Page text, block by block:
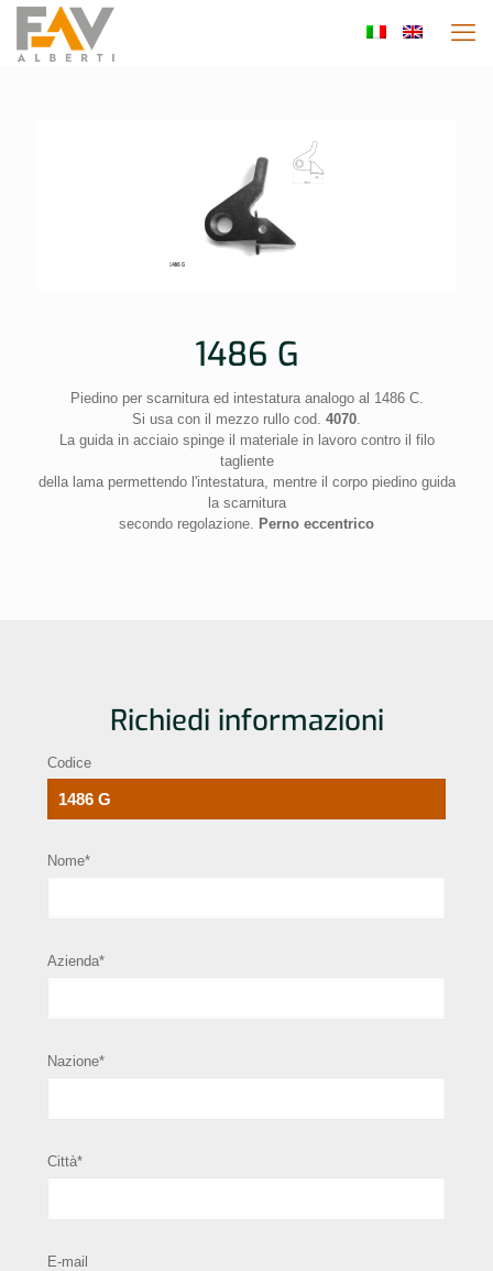
1486 G
Piedino per scarnitura ed intestatura analogo al 1486 C.
Si usa con il mezzo rullo cod. 4070
La guida in acciaio spinge il materiale in lavoro contro il filo
tagliente
della lama permettendo l'intestatura, mentre il corpo piedino guida
la scarnitura
secondo regolazione.
Perno eccentrico
Richiedi informazioni
Codice
Nome*
Azienda*
Nazione*
Città*
E-mail